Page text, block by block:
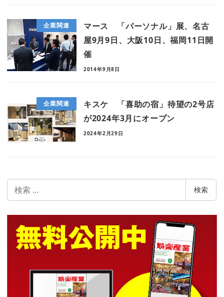
企業関連
マース 「パーソナル」展、名古
屋9月9日、大阪10日、福岡11日開
催
2014年9月8日
企業関連
キスケ 「喜助の宿」待望の2号店
が2024年3月にオープン
2024年2月29日
索
検索